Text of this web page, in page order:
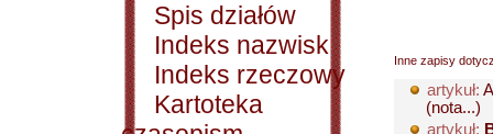
Spis działów
Indeks nazwisk
Indeks rzeczowy
Kartoteka
Inne zapisy
artykuł:
(nota...)
artykuł: